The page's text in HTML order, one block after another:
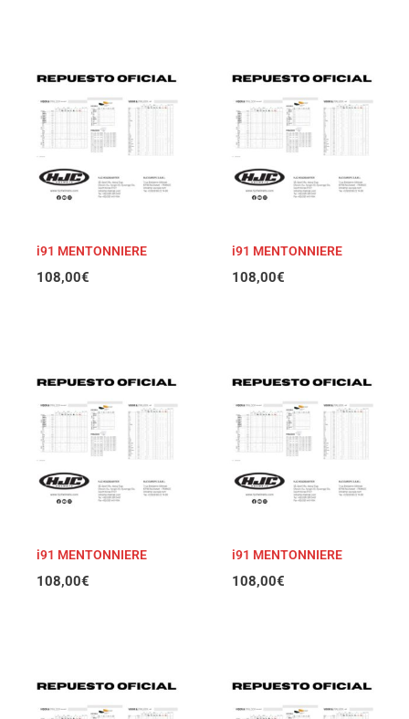
i91 MENTONNIERE
108,00€
i91 MENTONNIERE
108,00€
i91 MENTONNIERE
108,00€
i91 MENTONNIERE
108,00€